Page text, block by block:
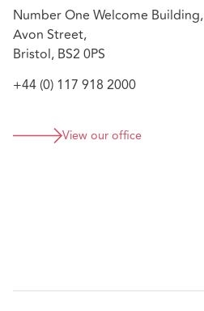
Number One Welcome Building,
Avon Street,
Bristol, BS2 0PS
+44 (0) 117 918 2000
View our office